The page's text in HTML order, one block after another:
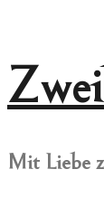
Mit Liebe